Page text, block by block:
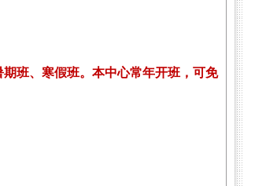
班、寒假班。本中心常年开班，可免